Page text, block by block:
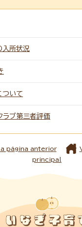
入所状況
ついて
ラブ第三者評価
página anterior
principal